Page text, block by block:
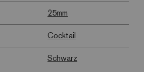
25mm
Cocktail
Schwarz